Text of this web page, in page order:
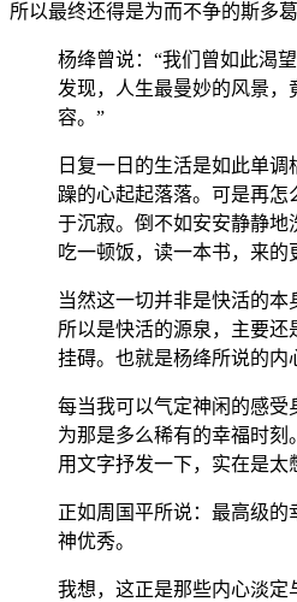
所以最终还得是为而不争的斯多
杨绛曾说：“我们曾如此渴
发现，人生最曼妙的风景，
容。”
日复一日的生活是如此单
躁的心起起落落。可是再怎
于沉寂。倒不如安安静静地
吃一顿饭，读一本书，来的
当然这一切并非是快活的本
所以是快活的源泉，主要还
挂碍。也就是杨绛所说的内
每当我可以气定神闲的感受
为那是多么稀有的幸福时刻
用文字抒发一下，实在是太
正如周国平所说：最高级的
神优秀。
我想，这正是那些内心淡定